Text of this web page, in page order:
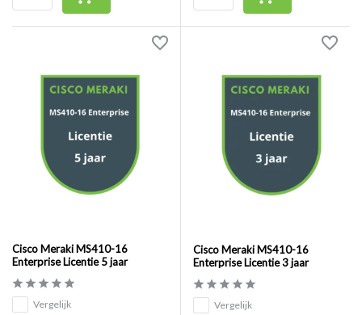
Cisco Meraki MS410-16
Enterprise Licentie 5 jaar
Vergelijk
Cisco Meraki MS410-16
Enterprise Licentie 3 jaar
Vergelijk